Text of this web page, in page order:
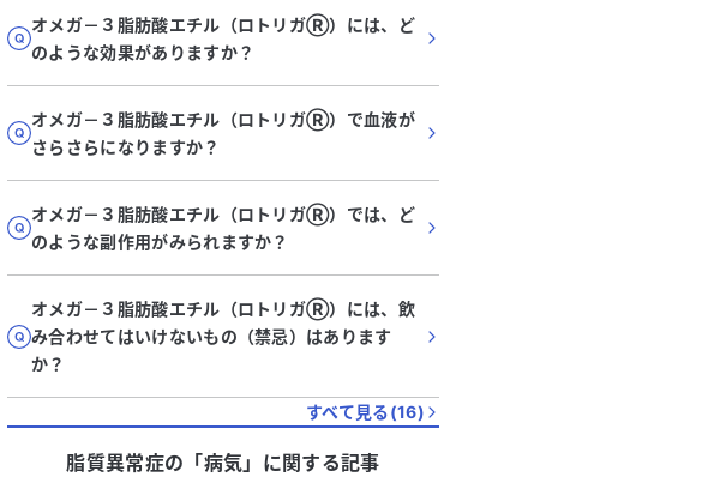
オメガ－３脂肪酸エチル（ロトリガⓇ）には、ど
のような効果がありますか？
オメガ－３脂肪酸エチル（ロトリガⓇ）で血液が
さらさらになりますか？
オメガ－３脂肪酸エチル（ロトリガⓇ）では、ど
のような副作用がみられますか？
オメガ－３脂肪酸エチル（ロトリガⓇ）には、飲
み合わせてはいけないもの（禁忌）はあります
か？
すべて見る(16)
脂質異常症の「病気」に関する記事